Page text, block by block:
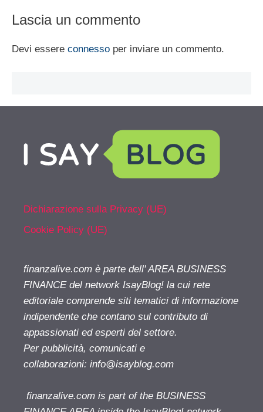
Lascia un commento
Devi essere connesso per inviare un commento.
Dichiarazione sulla Privacy (UE)
Cookie Policy (UE)
finanzalive.com è parte dell' AREA BUSINESS
FINANCE del network IsayBlog! la cui rete
editoriale comprende siti tematici di informazione
indipendente che contano sul contributo di
appassionati ed esperti del settore.
Per pubblicità, comunicati e
collaborazioni: info@isayblog.com
finanzalive.com is part of the BUSINESS